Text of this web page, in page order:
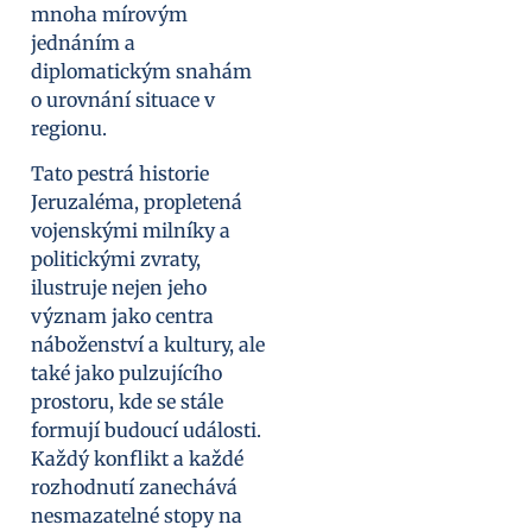
mnoha mírovým
jednáním a
diplomatickým snahám
o urovnání situace v
regionu.
Tato pestrá historie
Jeruzaléma, propletená
vojenskými milníky a
politickými zvraty,
ilustruje nejen jeho
význam jako centra
náboženství a kultury, ale
také jako pulzujícího
prostoru, kde se stále
formují budoucí události.
Každý konflikt a každé
rozhodnutí zanechává
nesmazatelné stopy na